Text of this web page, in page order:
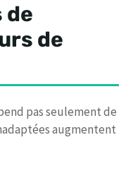
de
de
pas seulement de
augmentent